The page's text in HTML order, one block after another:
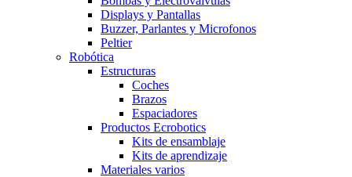
Displays y Pantallas
Buzzer, Parlantes y Microfonos
Peltier
Robótica
Estructuras
Coches
Brazos
Espaciadores
Productos Ecrobotics
Kits de ensamblaje
Kits de aprendizaje
Materiales varios